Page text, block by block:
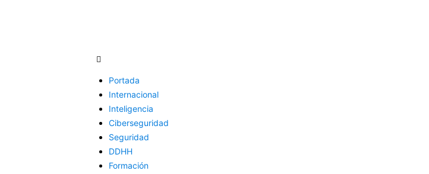
Portada
Internacional
Inteligencia
Ciberseguridad
Seguridad
DDHH
Formación